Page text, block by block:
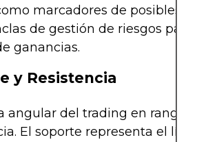
marcadores de posibles
de gestión de riesgos para
ganancias.
y Resistencia
angular del trading en rango es
El soporte representa el